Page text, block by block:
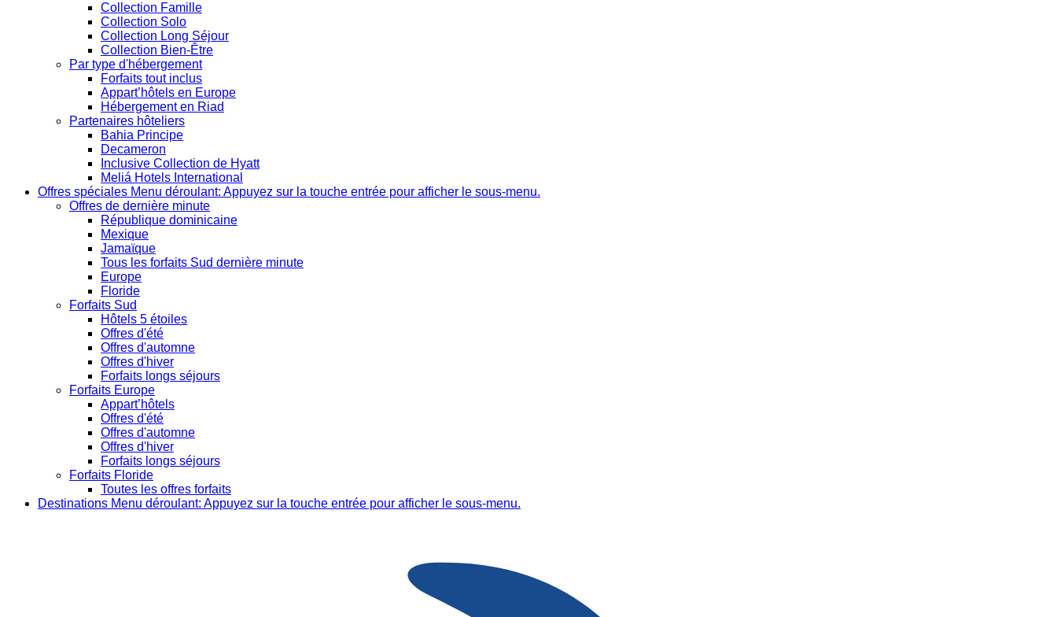
Collection Famille
Collection Solo
Collection Long Séjour
Collection Bien-Être
Par type d'hébergement
Forfaits tout inclus
Appart’hôtels en Europe
Hébergement en Riad
Partenaires hôteliers
Bahia Principe
Decameron
Inclusive Collection de Hyatt
Meliá Hotels International
Offres spéciales Menu déroulant: Appuyez sur la touche entrée pour afficher le sous-menu.
Offres de dernière minute
République dominicaine
Mexique
Jamaïque
Tous les forfaits Sud dernière minute
Europe
Floride
Forfaits Sud
Hôtels 5 étoiles
Offres d'été
Offres d'automne
Offres d'hiver
Forfaits longs séjours
Forfaits Europe
Appart’hôtels
Offres d'été
Offres d'automne
Offres d'hiver
Forfaits longs séjours
Forfaits Floride
Toutes les offres forfaits
Destinations Menu déroulant: Appuyez sur la touche entrée pour afficher le sous-menu.